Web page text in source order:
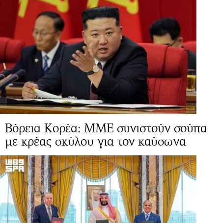
Βόρεια Κορέα: ΜΜΕ συνιστούν σούπα
με κρέας σκύλου για τον καύσωνα